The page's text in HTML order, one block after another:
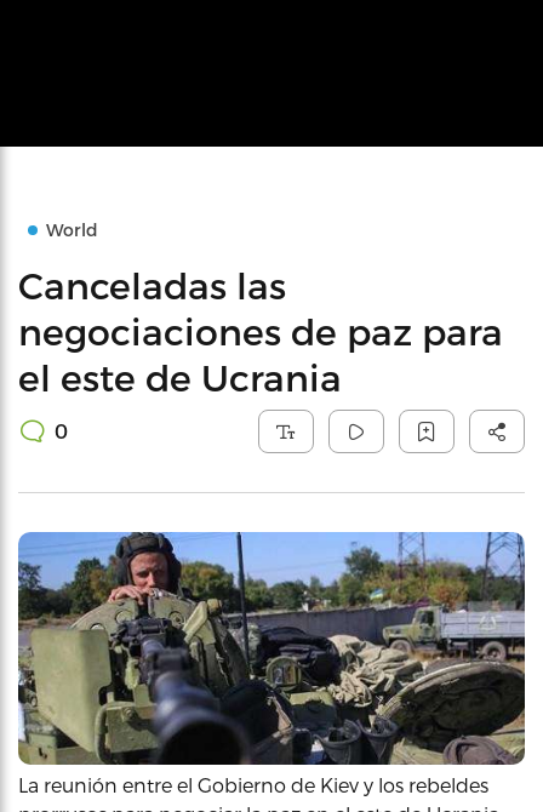
World
Canceladas las
negociaciones de paz para
el este de Ucrania
0
La reunión entre el Gobierno de Kiev y los rebeldes